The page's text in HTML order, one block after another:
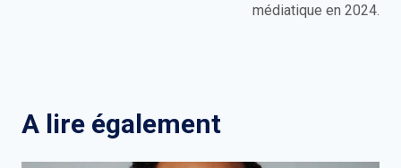
médiatique en 2024.
A lire également